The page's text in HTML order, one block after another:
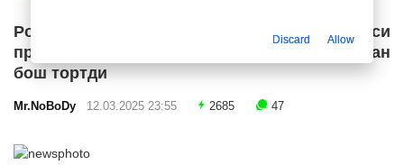
Роналду Бразилия футбол конфедерацияси
президенти лавозимига номзодини қўйишдан
бош тортди
Mr.NoBoDy 12.03.2025 23:55 2685 47
Discard Allow